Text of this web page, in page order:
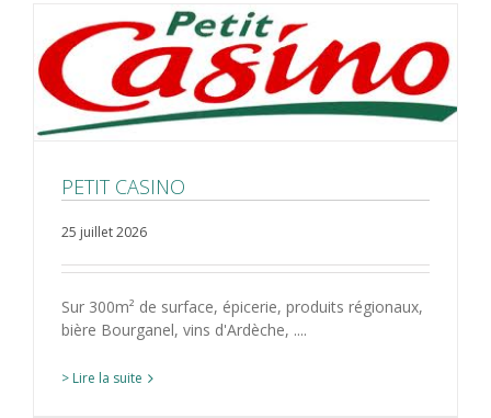
PETIT CASINO
25 juillet 2026
Sur 300m² de surface, épicerie, produits régionaux,
bière Bourganel, vins d'Ardèche, ....
> Lire la suite